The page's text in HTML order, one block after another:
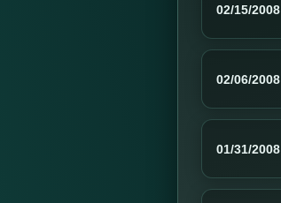
02/15/2008
02/06/2008
01/31/2008